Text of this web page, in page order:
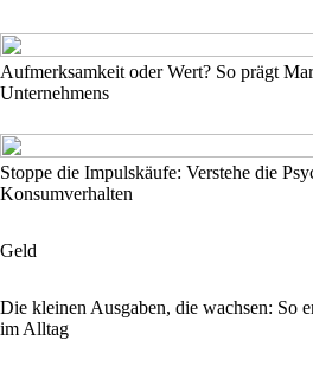
Aufmerksamkeit oder Wert? So prägt
Unternehmens
Stoppe die Impulskäufe: Verstehe die
Konsumverhalten
Geld
Die kleinen Ausgaben, die wachsen: So
im Alltag